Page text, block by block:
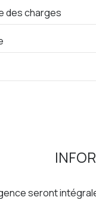
des charges
seront